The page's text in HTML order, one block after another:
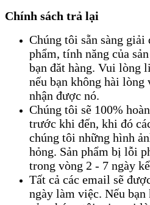
Chính sách trả lại
Chúng tôi sẵn sàng giải
phẩm, tính năng của
bạn đăt hàng. Vui lòng
nếu bạn không hài lòng
nhận được nó.
Chúng tôi sẽ 100%
trước khi đến, khi đó
chúng tôi những hình
hỏng. Sản phẩm bị lỗi
trong vòng 2 - 7 ngày
Tất cả các email sẽ
ngày làm việc. Nếu